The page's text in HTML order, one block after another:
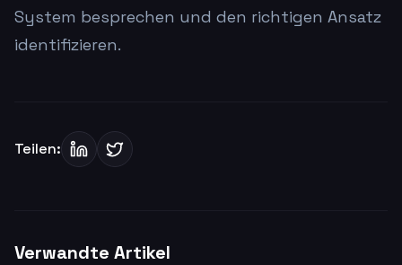
System besprechen und den richtigen Ansatz
identifizieren.
Teilen:
Verwandte Artikel